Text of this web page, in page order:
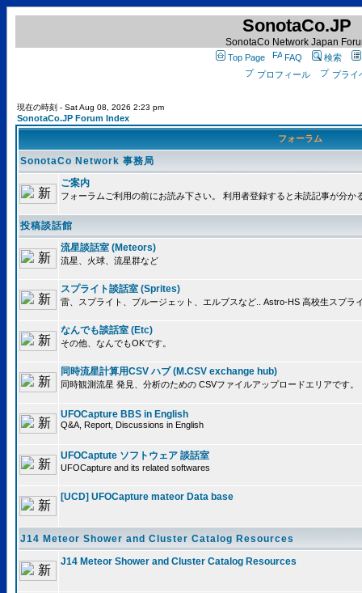
SonotaCo.JP
SonotaCo Network Japan
Top Page FAQ
検索
プロフィール
プライ
現在の時刻 - Sat Aug 08, 2026 2:23 pm
SonotaCo.JP Forum Index
フォーラム
SonotaCo Network 事務局
ご案内
フォーラムご利用の前にお読み下さい。 利用者登録すると未読記事が分か
投稿談話館
流星談話室 (Meteors)
流星、火球、流星群など
スプライト談話室 (Sprites)
雷、スプライト、ブルージェット、エルブスなど.. Astro-HS 高校生スプラ
なんでも談話室 (Etc)
その他、なんでもOKです。
同時流星計算用CSV ハブ (M.CSV exchange hub)
同時観測流星 発見、分析のための CSVファイルアップロードエリアです。
UFOCapture BBS in English
Q&A, Report, Discussions in English
UFOCaptute ソフトウェア 談話室
UFOCapture and its related softwares
[UCD] UFOCapture mateor Data base
J14 Meteor Shower and Cluster Catalog Resources
J14 Meteor Shower and Cluster Catalog Resources